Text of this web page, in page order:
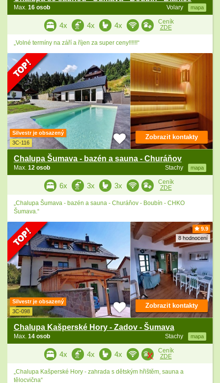
Volary mapa
Max. 16 osob
4x 4x 4x
Ceník
ZDE
„Volné termíny na září a říjen za super ceny!!!!!!“
Silvestr je obsazený
3C-116
Chalupa Šumava - bazén a sauna - Churáňov
Stachy mapa
Max. 12 osob
Zobrazit kontakty
6x 3x 3x
Ceník
ZDE
„Chalupa Šumava - bazén a sauna - Churáňov - Boubín - CHKO
Šumava.“
9.9
8 hodnocení
Silvestr je obsazený
3C-098
Chalupa Kašperské Hory - Zadov - Šumava
Stachy mapa
Max. 14 osob
Zobrazit kontakty
4x 4x 4x
Ceník
ZDE
„Chalupa Kašperské Hory - zahrada s dětským hřištěm, sauna a
tělocvična“